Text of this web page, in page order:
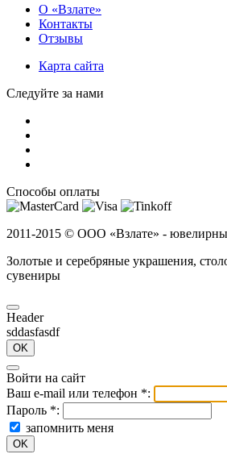
О «Взлате»
Контакты
Отзывы
Карта сайта
Следуйте за нами
Способы оплаты
2011-2015 © ООО «Взлате» -
Золотые и серебряные украшения,
сувениры
Header
sddasfasdf
OK
Войти на сайт
Ваш e-mail или телефон *:
Пароль *:
запомнить меня
OK